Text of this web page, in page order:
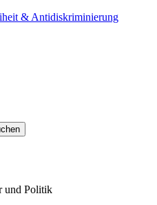
& Antidiskriminierung
und Politik